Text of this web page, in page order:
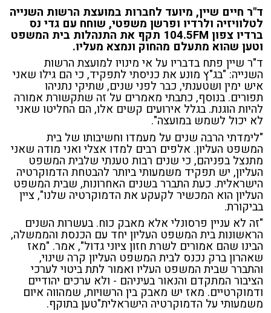
ד"ר חיים שיין, מיועד לחברות במועצת הרשות השנייה
לטלוויזיה ולרדיו ופרשן משפטי, שוחח עם גדי נס
ברדיו צפון 104.5FM תקף את התנהלות בית המשפט
וטען שהוא מתעלם מהחוק ונמצא מעליו.
ד"ר שיין פתח בדבריו על אי מינויו למועצת הרשות
השנייה: "בג"ץ מונע את כניסתי לתפקיד, כי הם גילו שאני
איש ימין ושטענתי, כבר לפני שנים, שתיקי נתניהו
תפורים. בנוסף, כתבתי מאמרים על זה שתקשורת אמורה
להיות הוגנת. בגלל אירועים קשים אלו, הם החליטו שאני
לא יכול לשמש במועצה".
"לימדתי הרבה שנים על מעמדו וחשיבותו של בית
המשפט העליון. אלפים רבים למדו אצלי ואני מודה שאני
מתנצל בפניהם, כי שנים רבות טענתי שלבית המשפט
העליון, יש תפקיד משמעותי ביותר להבטחת הדמוקרטיה
הישראלית. כעת התברר בשנים האחרונות, שבית המשפט
העליון הוא המכשיר לקעקע את הדמוקרטיה שלנו", ציין
בביקורת.
"זה לא עניין פרסונלי אלא מאבק כוח. בעשרות השנים
הראשונות בית המשפט העליון יחד עם הכנסת והממשלה,
הבינו שהם אמורים לשרת חזון ציוני גדול", אמר. "מאז
שאהרון ברק נכנס לבית המשפט העליון קרה שינוי,
והתברר שבית המשפט העליו ואמור לתת ביטוי לערכי
הציבור המתקדם והנאור בעיניהם - ולא ערכים יהודיים
ודמוקרטיים. מאז יש מאבק בין הרשויות, שמהווה איום
משמעותי על הדמוקרטיה הישראלית"טען בתוקף.